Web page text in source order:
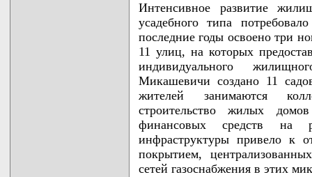
Интенсивное развитие
усадебного типа
последние годы освоено три
11 улиц, на которых
индивидуального
Микашевичи создано 11
жителей занимаются
строительство жилых
финансовых средств на
инфраструктуры привело к
покрытием,
сетей газоснабжения в этих